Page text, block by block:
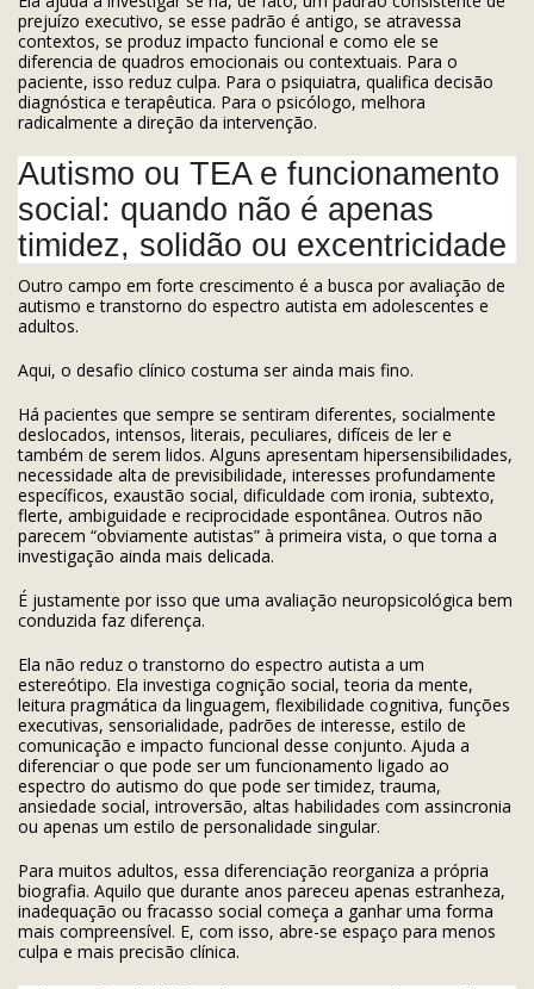
prejuízo executivo, se esse padrão é antigo, se atravessa
contextos, se produz impacto funcional e como ele se
diferencia de quadros emocionais ou contextuais. Para o
paciente, isso reduz culpa. Para o psiquiatra, qualifica decisão
diagnóstica e terapêutica. Para o psicólogo, melhora
radicalmente a direção da intervenção.
Autismo ou TEA e funcionamento
social: quando não é apenas
timidez, solidão ou excentricidade
Outro campo em forte crescimento é a busca por avaliação de
autismo e transtorno do espectro autista em adolescentes e
adultos.
Aqui, o desafio clínico costuma ser ainda mais fino.
Há pacientes que sempre se sentiram diferentes, socialmente
deslocados, intensos, literais, peculiares, difíceis de ler e
também de serem lidos. Alguns apresentam hipersensibilidades,
necessidade alta de previsibilidade, interesses profundamente
específicos, exaustão social, dificuldade com ironia, subtexto,
flerte, ambiguidade e reciprocidade espontânea. Outros não
parecem “obviamente autistas” à primeira vista, o que torna a
investigação ainda mais delicada.
É justamente por isso que uma avaliação neuropsicológica bem
conduzida faz diferença.
Ela não reduz o transtorno do espectro autista a um
estereótipo. Ela investiga cognição social, teoria da mente,
leitura pragmática da linguagem, flexibilidade cognitiva, funções
executivas, sensorialidade, padrões de interesse, estilo de
comunicação e impacto funcional desse conjunto. Ajuda a
diferenciar o que pode ser um funcionamento ligado ao
espectro do autismo do que pode ser timidez, trauma,
ansiedade social, introversão, altas habilidades com assincronia
ou apenas um estilo de personalidade singular.
Para muitos adultos, essa diferenciação reorganiza a própria
biografia. Aquilo que durante anos pareceu apenas estranheza,
inadequação ou fracasso social começa a ganhar uma forma
mais compreensível. E, com isso, abre-se espaço para menos
culpa e mais precisão clínica.